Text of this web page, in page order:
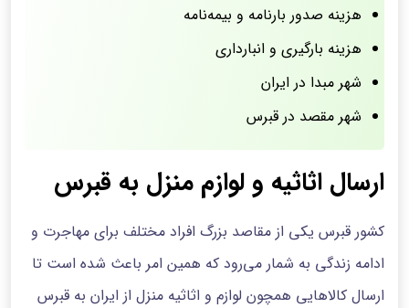
هزینه صدور بارنامه و بیمه‌نامه
هزینه بارگیری و انبارداری
شهر مبدا در ایران
شهر مقصد در قبرس
ارسال اثاثیه و لوازم منزل به قبرس
کشور قبرس یکی از مقاصد بزرگ افراد مختلف برای مهاجرت و
ادامه زندگی به شمار می‌رود که همین امر باعث شده است تا
ارسال کالاهایی همچون لوازم و اثاثیه منزل از ایران به قبرس